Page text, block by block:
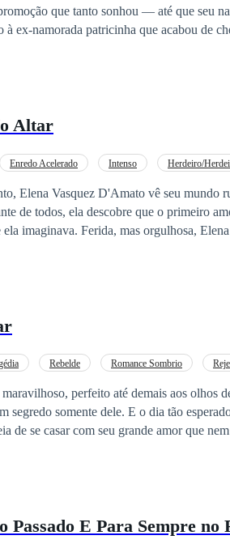
do seu filhote. Voltarei para você
Damien
que tanto sonhou — até que seu
patricinha que acabou de chegar. A nova chefe, rica e sem
decide virar o jogo. Mas o destino tem seus próprios planos: a
será vingada no amor.
Altar
Enredo Acelerado Intenso Herdeiro/
Elena Vasquez D'Amato vê seu mundo
de todos, ela descobre que o primeiro
decide aceitar o acordo antigo feito entre
como um pacto entre clãs se transforma
Rebelde Romance Sombrio
perfeito até demais aos olhos
segredo somente dele. E o dia tão
Passado E Para Sempre no